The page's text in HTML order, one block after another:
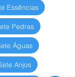
Essências
Pedras
Águas
Anjos